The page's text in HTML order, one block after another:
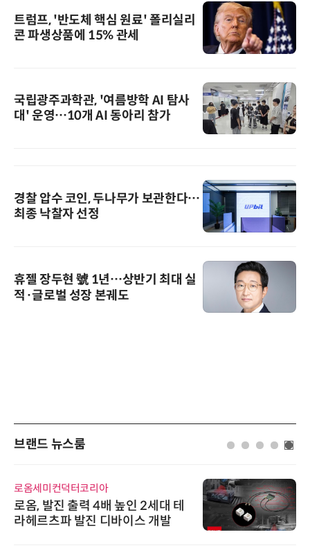
트럼프, '반도체 핵심 원료' 폴리실리
콘 파생상품에 15% 관세
국립광주과학관, '여름방학 AI 탐사
대' 운영…10개 AI 동아리 참가
경찰 압수 코인, 두나무가 보관한다…
최종 낙찰자 선정
휴젤 장두현 號 1년…상반기 최대 실
적·글로벌 성장 본궤도
브랜드 뉴스룸
로옴세미컨덕터코리아
로옴, 발진 출력 4배 높인 2세대 테
라헤르츠파 발진 디바이스 개발